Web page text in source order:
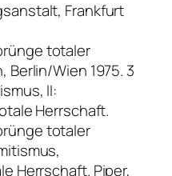
Frankfurt
totaler
Berlin/Wien 1975. 3
, II:
Herrschaft.
totaler
Herrschaft. Piper,